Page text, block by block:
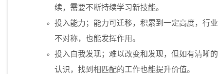
续，需要不断持续学习新技能。
投入能力；能力可迁移，积累到一定高度，行业
不对称，也能发挥作用。
投入自我发现；难以改变和发现，但如有清晰的
认识，找到相匹配的工作也能提升价值。